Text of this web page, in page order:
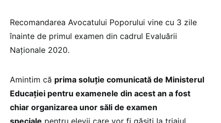
Recomandarea Avocatului Poporului vine cu 3 zile
înainte de primul examen din cadrul Evaluării
Naționale 2020.
Amintim că prima soluție comunicată de Ministerul
Educației pentru examenele din acest an a fost
chiar organizarea unor săli de examen
speciale pentru elevii care vor fi găsiți la triajul